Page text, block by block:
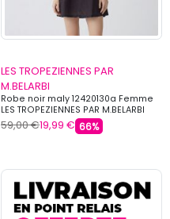
LES TROPEZIENNES PAR
M.BELARBI
Robe noir maly 12420130a Femme
LES TROPEZIENNES PAR M.BELARBI
59,00 €19,99 € 66%